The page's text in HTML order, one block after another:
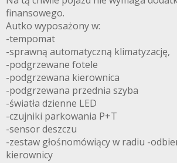
finansowego.
Autko wyposażony w:
-tempomat
-sprawną automatyczną klimatyzację,
-podgrzewane fotele
-podgrzewana kierownica
-podgrzewana przednia szyba
-światła dzienne LED
-czujniki parkowania P+T
-sensor deszczu
-zestaw głośnomówiący w radiu -
kierownicy